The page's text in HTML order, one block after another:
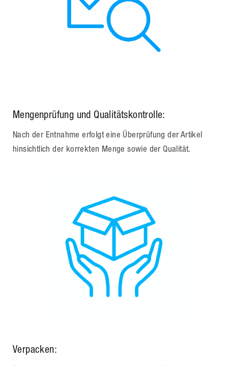
Mengenprüfung und Qualitätskontrolle:
Nach der Entnahme erfolgt eine Überprüfung der Artikel
hinsichtlich der korrekten Menge sowie der Qualität.
Verpacken: